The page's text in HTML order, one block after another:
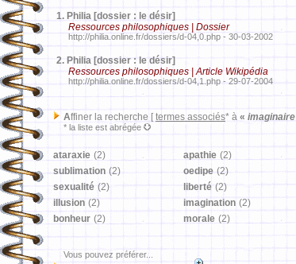
1. Philia [dossier : le désir]
Ressources philosophiques | Dossier
http://philia.online.fr/dossiers/d-04,0.php - 30-03-2002
2. Philia [dossier : le désir]
Ressources philosophiques | Article Wikipédia
http://philia.online.fr/dossiers/d-04,1.php - 29-07-2004
Affiner la recherche [ termes associés* à « imaginaire
* la liste est abrégée
ataraxie (2) apathie (2)
sublimation (2) oedipe (2)
sexualité (2) liberté (2)
illusion (2) imagination (2)
bonheur (2) morale (2)
Vous pouvez préférer...